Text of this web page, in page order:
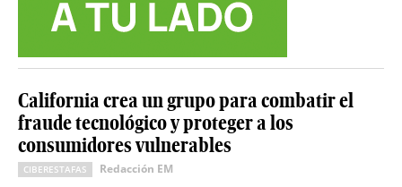
California crea un grupo para combatir el
fraude tecnológico y proteger a los
consumidores vulnerables
CIBERESTAFAS Redacción EM